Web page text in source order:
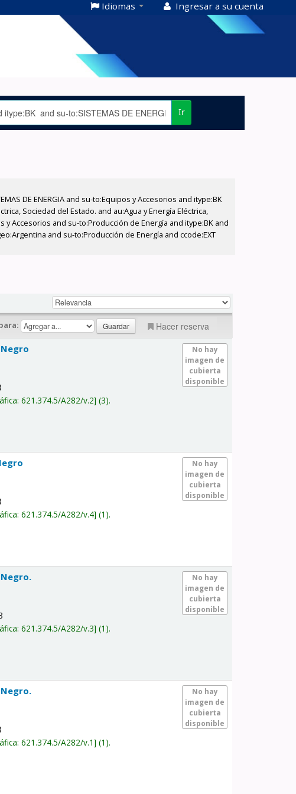
Idiomas Ingresar a su cuenta
Ir
DE ENERGIA and su-to:Equipos y Accesorios and itype:BK
Sociedad del Estado. and au:Agua y Energía Eléctrica,
y Accesorios and su-to:Producción de Energía and itype:BK and
and su-to:Producción de Energía and ccode:EXT
Hacer reserva
No hay
imagen de
cubierta
disponible
Negro
621.374.5/A282/v.2 (3).
No hay
imagen de
cubierta
disponible
621.374.5/A282/v.4 (1).
No hay
imagen de
cubierta
disponible
Negro.
621.374.5/A282/v.3 (1).
No hay
imagen de
cubierta
disponible
Negro.
621.374.5/A282/v.1 (1).